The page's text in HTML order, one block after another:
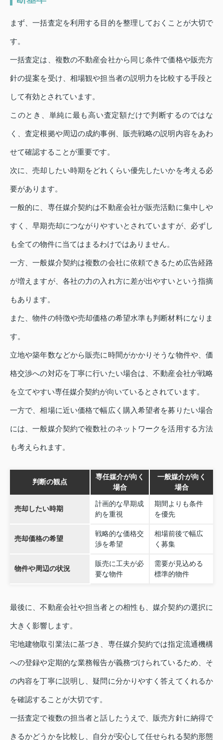
まず、一括査定を利用する目的を整理しておくことが大切で
す。
一括査定は、複数の不動産会社から同じ条件で価格や販売方
針の提案を受け、相場観や担当者の説明力を比較する手段と
して有効とされています。
このとき、単純に最も高い査定額だけで判断するのではな
く、査定根拠や周辺の成約事例、販売戦略の説明内容をあわ
せて確認することが重要です。
次に、売却したい時期をどれくらい優先したいかを考える必
要があります。
一般的に、専任媒介契約は不動産会社が販売活動に集中しや
すく、早期売却につながりやすいとされていますが、必ずし
も全ての物件に当てはまるわけではありません。
一方、一般媒介契約は複数の会社に依頼できるため広告経路
が増えますが、各社の力の入れ方に差が出やすいという指摘
もあります。
また、物件の特徴や売却価格の希望水準も判断材料になりま
す。
立地や築年数などから販売に時間がかかりそうな物件や、価
格交渉への対応を丁寧に行いたい場合は、不動産会社が戦略
を立てやすい専任媒介契約が向いているとされています。
一方で、相場に近い価格で幅広く購入希望者を募りたい場合
には、一般媒介契約で複数社のネットワークを活用する方法
も考えられます。
判断の観点
専任媒介が向く
場合
一般媒介が向く
場合
売却したい時期
計画的な早期成
約を重視
期間よりも条件
を優先
売却価格の希望
戦略的な価格交
渉を希望
相場前後で幅広
く募集
物件や周辺の状況
販売に工夫が必
要な物件
需要が見込める
標準的物件
最後に、不動産会社や担当者との相性も、媒介契約の選択に
大きく影響します。
宅地建物取引業法に基づき、専任媒介契約では指定流通機構
への登録や定期的な業務報告が義務づけられているため、そ
の内容を丁寧に説明し、疑問に分かりやすく答えてくれるか
を確認することが大切です。
一括査定で複数の担当者と話したうえで、販売方針に納得で
きるかどうかを比較し、自分が安心して任せられる契約形態